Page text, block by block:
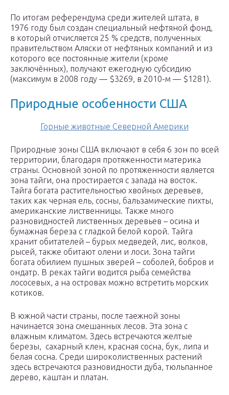
По итогам референдума среди жителей штата, в
1976 году был создан специальный нефтяной фонд,
в который отчисляется 25 % средств, полученных
правительством Аляски от нефтяных компаний и из
которого все постоянные жители (кроме
заключённых), получают ежегодную субсидию
(максимум в 2008 году — $3269, в 2010-м — $1281).
Природные особенности США
Горные животные Северной Америки
Природные зоны США включают в себя 6 зон по всей
территории, благодаря протяженности материка
страны. Основной зоной по протяженности является
зона тайги, она простирается с запада на восток.
Тайга богата растительностью хвойных деревьев,
таких как черная ель, сосны, бальзамические пихты,
американские лиственницы. Также много
разновидностей лиственных деревьев – осина и
бумажная береза с гладкой белой корой. Тайга
хранит обитателей – бурых медведей, лис, волков,
рысей, также обитают олени и лоси. Зона тайги
богата обилием пушных зверей – соболей, бобров и
ондатр. В реках тайги водится рыба семейства
лососевых, а на островах можно встретить морских
котиков.
В южной части страны, после таежной зоны
начинается зона смешанных лесов. Эта зона с
влажным климатом. Здесь встречаются желтые
березы, сахарный клен, красная сосна, бук, липа и
белая сосна. Среди широколиственных растений
здесь встречаются разновидности дуба, тюльпанное
дерево, каштан и платан.